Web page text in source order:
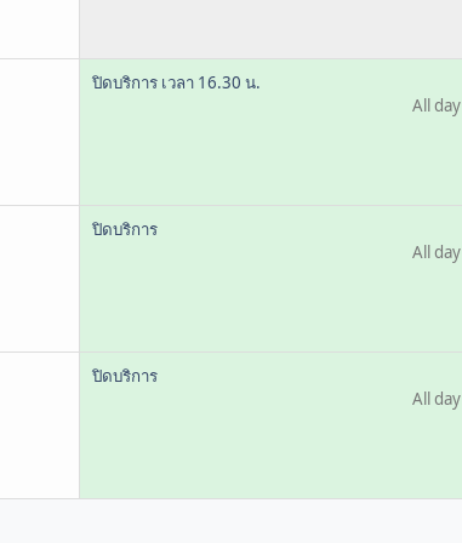
ปิดบริการ เวลา 16.30 น.
All day
ปิดบริการ
All day
ปิดบริการ
All day